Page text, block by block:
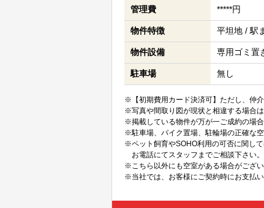
管理費 *****円
物件特徴 平坦地 / 駅
物件設備 専用ゴミ置
駐車場 無し
※【初期費用カード決済可】ただし、仲
※写真や間取り図が現状と相違する場合
※掲載している物件が万が一ご成約の場合
※駐車場、バイク置場、駐輪場の正確な
※ペット飼育やSOHO利用の可否に関し
お電話にてスタッフまでご相談下さい。
※こちら以外にも空室がある場合がござ
※当社では、お客様にご契約時にお支払